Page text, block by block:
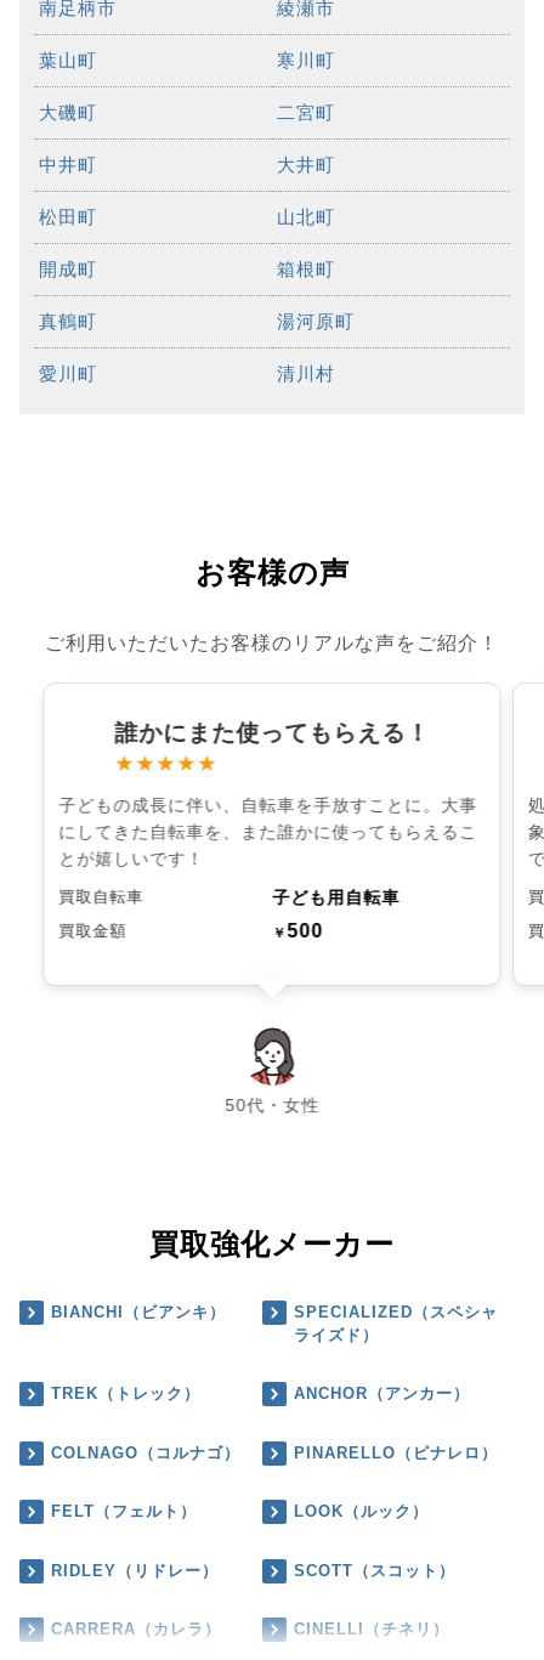
南足柄市 綾瀬市
葉山町 寒川町
大磯町 二宮町
中井町 大井町
松田町 山北町
開成町 箱根町
真鶴町 湯河原町
愛川町 清川村
お客様の声
ご利用いただいたお客様のリアルな声をご紹介！
誰かにまた使ってもらえる！
★★★★★
子どもの成長に伴い、自転車を手放すことに。大事
にしてきた自転車を、また誰かに使ってもらえるこ
とが嬉しいです！
買取自転車 子ども用自転車
買取金額 ￥500
50代・女性
chevron_left chevron_right
買取強化メーカー
BIANCHI（ビアンキ）
SPECIALIZED（スペシャ
ライズド）
TREK（トレック） ANCHOR（アンカー）
COLNAGO（コルナゴ） PINARELLO（ピナレロ）
FELT（フェルト） LOOK（ルック）
RIDLEY（リドレー） SCOTT（スコット）
CARRERA（カレラ） CINELLI（チネリ）